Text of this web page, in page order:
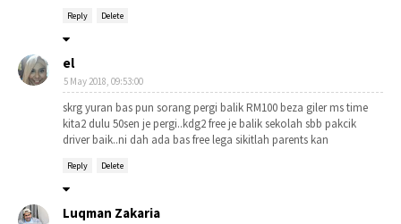
Reply Delete
el
5 May 2018, 09:53:00
skrg yuran bas pun sorang pergi balik RM100 beza giler ms time
kita2 dulu 50sen je pergi..kdg2 free je balik sekolah sbb pakcik
driver baik..ni dah ada bas free lega sikitlah parents kan
Reply Delete
Luqman Zakaria